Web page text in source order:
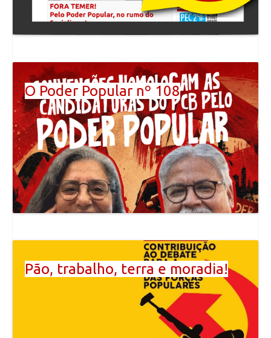
O Poder Popular nº 108
Pão, trabalho, terra e moradia!